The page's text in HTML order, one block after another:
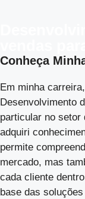
Conheça
Em minha
Desenvolvimento
particular no setor
adquiri
permite
mercado, mas
cada cliente
base das